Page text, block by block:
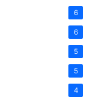
6
6
5
5
4